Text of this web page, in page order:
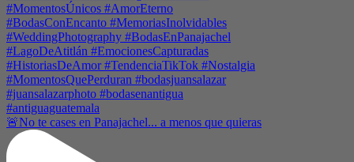
🚨No te cases en Panajachel... a menos que quieras